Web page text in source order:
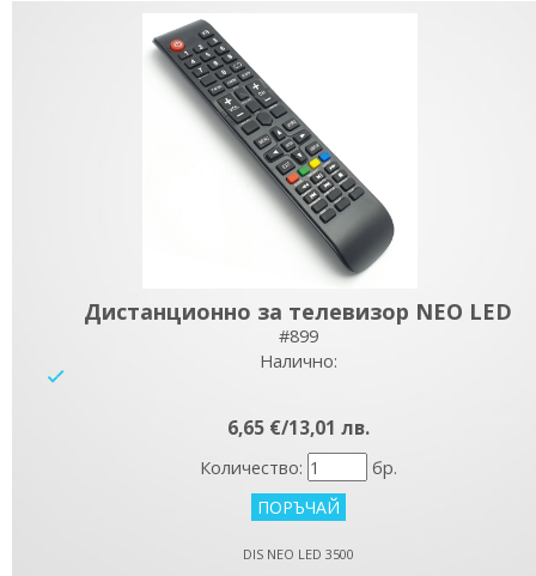
Дистанционно за телевизор NEO LED
#899
Налично:
6,65 €/13,01 лв.
Количество: бр.
DIS NEO LED 3500